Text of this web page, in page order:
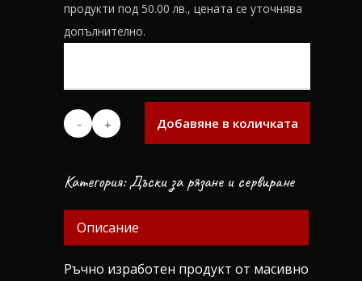
продукти под 50.00 лв., цената се уточнява
допълнително.
Добавяне в количката
Категория:Дъски за рязане и сервиране
Описание
Ръчно изработен продукт от масивно